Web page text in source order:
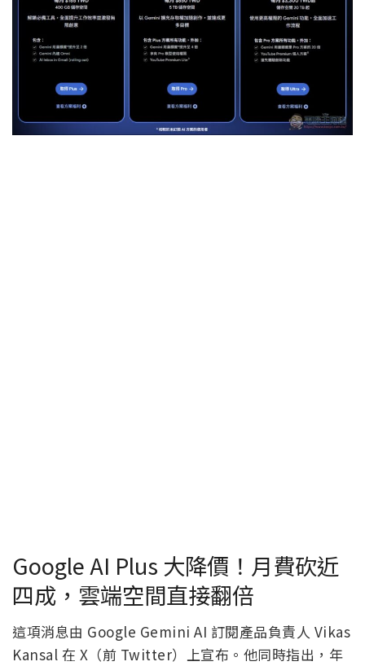
Google AI Plus 大降價！月費砍近
四成，雲端空間直接翻倍
這項消息由 Google Gemini AI 訂閱產品負責人 Vikas
Kansal 在 X（前 Twitter）上宣布。他同時指出，年